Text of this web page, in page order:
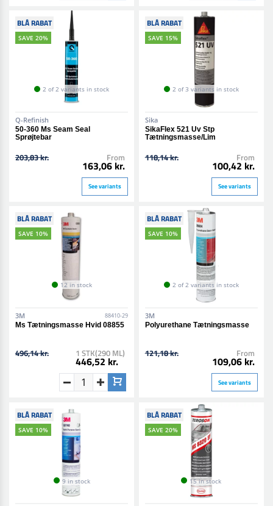
BLÅ RABAT
SAVE 20%
2 of 2 variants in stock
Q-Refinish
50-360 Ms Seam Seal
Sprøjtebar
203,83 kr. From
163,06 kr.
See variants
BLÅ RABAT
SAVE 15%
2 of 3 variants in stock
Sika
SikaFlex 521 Uv Stp
Tætningsmasse/Lim
118,14 kr. From
100,42 kr.
See variants
BLÅ RABAT
SAVE 10%
12 in stock
3M 88410-29
Ms Tætningsmasse Hvid 08855
496,14 kr. 1 STK(290 ML)
446,52 kr.
BLÅ RABAT
SAVE 10%
2 of 2 variants in stock
3M
Polyurethane Tætningsmasse
121,18 kr. From
109,06 kr.
See variants
BLÅ RABAT
SAVE 10%
9 in stock
BLÅ RABAT
SAVE 20%
15 in stock